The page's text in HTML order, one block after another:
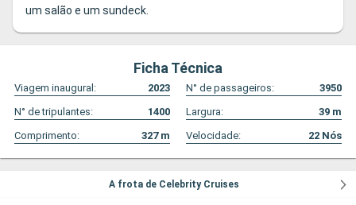
um salão e um sundeck.
Ficha Técnica
Viagem inaugural: 2023 N° de passageiros:
3950
N° de tripulantes:
1400 Largura: 39 m
Comprimento:
327m Velocidade: 22 Nós
A frota de Celebrity Cruises